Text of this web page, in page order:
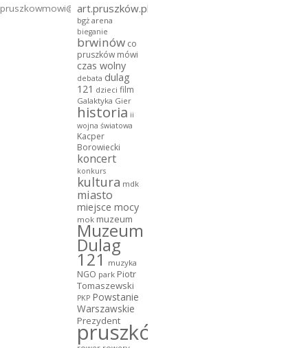
pruszkowmowi@gmail.com
art.pruszków.pl
bgż arena
bieganie
brwinów co
pruszków mówi
czas wolny
debata dulag
121 dzieci film
Galaktyka Gier
historia ii
wojna światowa
Kacper
Borowiecki
koncert
konkurs
kultura mdk
miasto
miejsce mocy
mok muzeum
Muzeum
Dulag
121 muzyka
NGO park Piotr
Tomaszewski
PKP Powstanie
Warszawskie
Prezydent
pruszków